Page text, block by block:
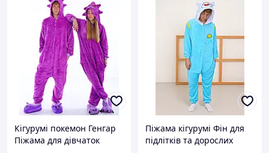
Кігурумі покемон Генгар
Піжама для дівчаток
Піжама кігурумі Фін для
підлітків та дорослих